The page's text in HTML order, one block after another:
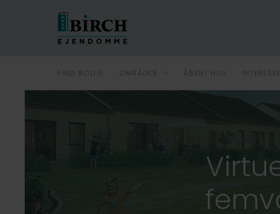
FIND BOLIG OMRÅDER ÅBENT HUS